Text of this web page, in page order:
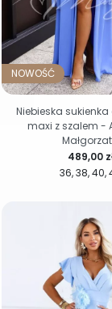
NOWOŚĆ
36 38 40
Cena
489,00
Niebieska
maxi z szalem -